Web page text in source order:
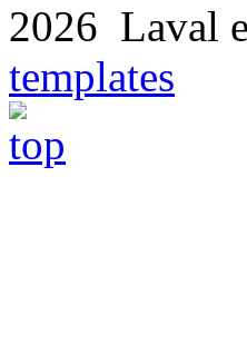
2026 Laval
templates